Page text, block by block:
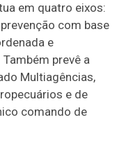
em quatro eixos:
com base
e
prevê a
Multiagências,
e de
comando de